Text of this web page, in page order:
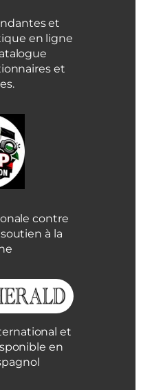
et
en ligne
et
contre
à la
et
en